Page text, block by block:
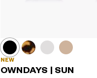
NEW
OWNDAYS | SUN